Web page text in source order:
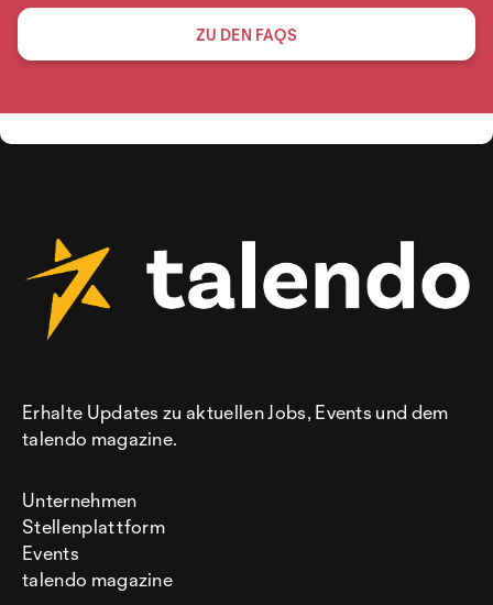
ZU DEN FAQS
Erhalte Updates zu aktuellen Jobs, Events und dem
talendo magazine.
Unternehmen
Stellenplattform
Events
talendo magazine